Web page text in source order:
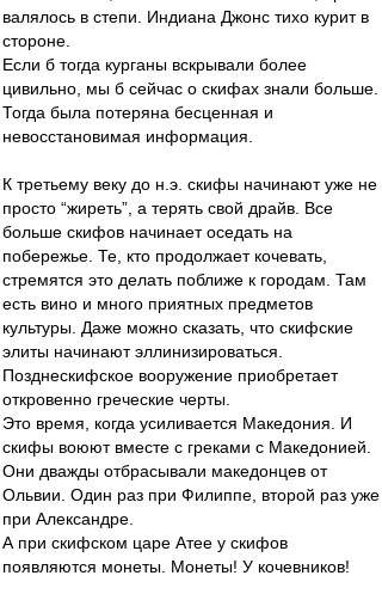
валялось в степи. Индиана Джонс тихо курит в
стороне.
Если б тогда курганы вскрывали более
цивильно, мы б сейчас о скифах знали больше.
Тогда была потеряна бесценная и
невосстановимая информация.
К третьему веку до н.э. скифы начинают уже не
просто “жиреть”, а терять свой драйв. Все
больше скифов начинает оседать на
побережье. Те, кто продолжает кочевать,
стремятся это делать поближе к городам. Там
есть вино и много приятных предметов
культуры. Даже можно сказать, что скифские
элиты начинают эллинизироваться.
Позднескифское вооружение приобретает
откровенно греческие черты.
Это время, когда усиливается Македония. И
скифы воюют вместе с греками с Македонией.
Они дважды отбрасывали македонцев от
Ольвии. Один раз при Филиппе, второй раз уже
при Александре.
А при скифском царе Атее у скифов
появляются монеты. Монеты! У кочевников!